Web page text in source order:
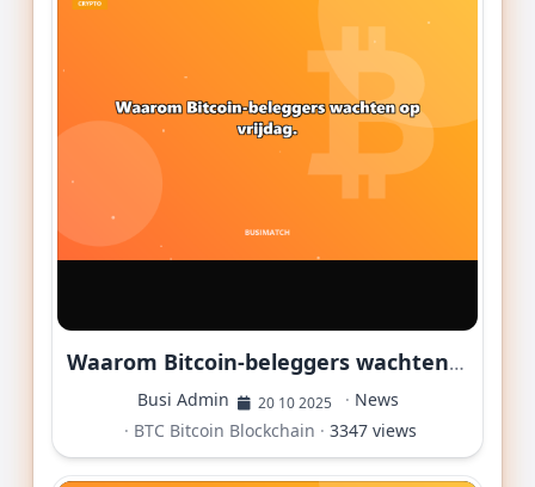
Waarom Bitcoin-beleggers wachten op vrijdag.
Busi Admin 20 10 2025 · News
· BTC Bitcoin Blockchain · 3347 views